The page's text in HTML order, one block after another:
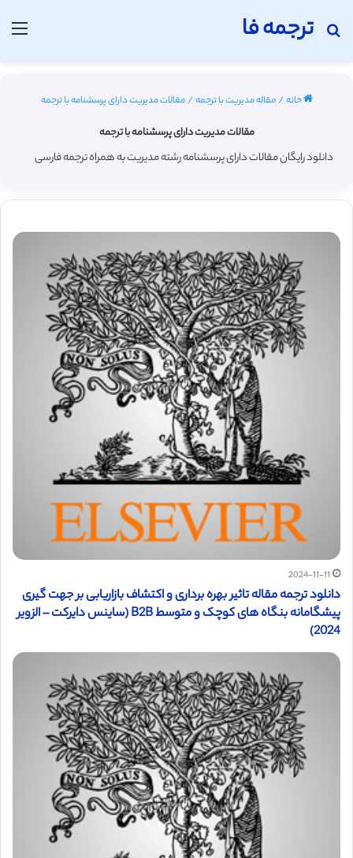
ترجمه فا
جستجو برای
خانه/مقاله مدیریت با ترجمه/مقالات مدیریت دارای پرسشنامه با ترجمه
مقالات مدیریت دارای پرسشنامه با ترجمه
دانلود رایگان مقالات دارای پرسشنامه رشته مدیریت به همراه ترجمه فارسی
2024-11-11
دانلود ترجمه مقاله تاثیر بهره برداری و اکتشاف بازاریابی بر جهت گیری
پیشگامانه بنگاه های کوچک و متوسط ​​B2B (ساینس دایرکت – الزویر
2024)